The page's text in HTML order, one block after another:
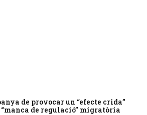
de provocar un “efecte crida”
de regulació” migratòria